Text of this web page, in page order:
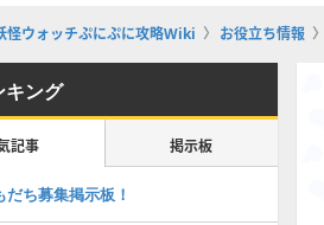
怪ウォッチぷにぷに攻略Wiki お役立ち情報
キング
記事 掲示板
だち募集掲示板！